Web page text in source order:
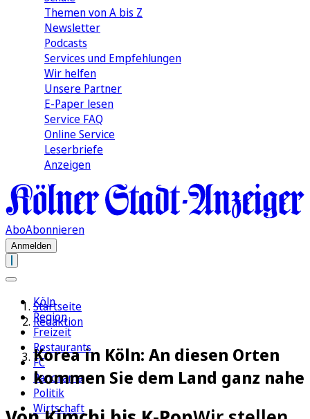
Themen von A bis Z
Newsletter
Podcasts
Services und Empfehlungen
Wir helfen
Unsere Partner
E-Paper lesen
Service FAQ
Online Service
Leserbriefe
Anzeigen
AboAbonnieren
Anmelden
Köln
Region
Freizeit
Restaurants
FC
Panorama
Politik
Wirtschaft
Startseite
Redaktion
Korea in Köln: An diesen Orten
kommen Sie dem Land ganz nahe